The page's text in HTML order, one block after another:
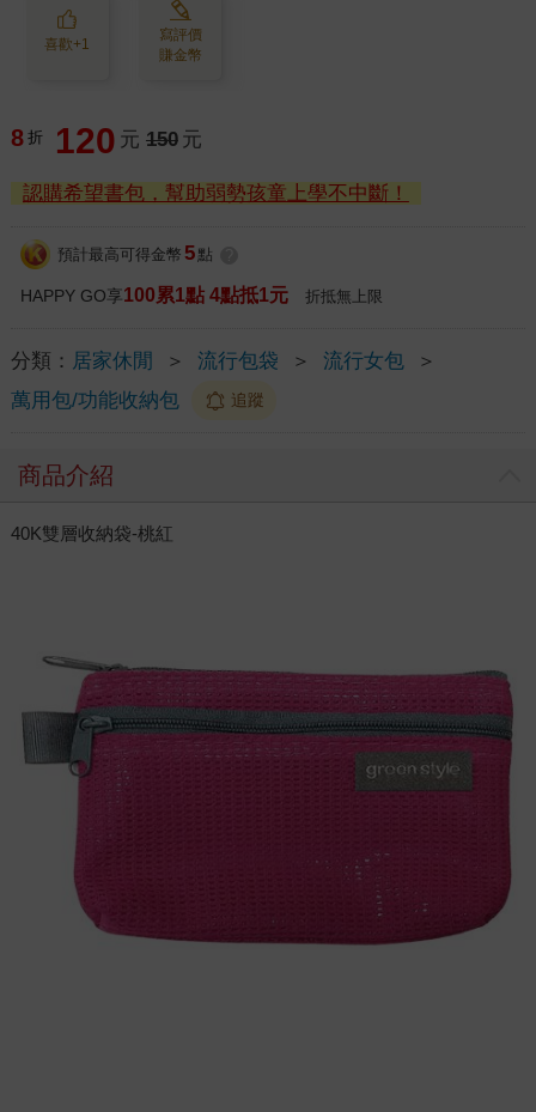
喜歡+1
寫評價
賺金幣
8 折 120 元 150 元
認購希望書包，幫助弱勢孩童上學不中斷！
預計最高可得金幣 5 點
HAPPY GO享100累1點 4點抵1元 折抵無上限
分類： 居家休閒 ＞ 流行包袋 ＞ 流行女包
＞
萬用包/功能收納包
追蹤
商品介紹
40K雙層收納袋-桃紅